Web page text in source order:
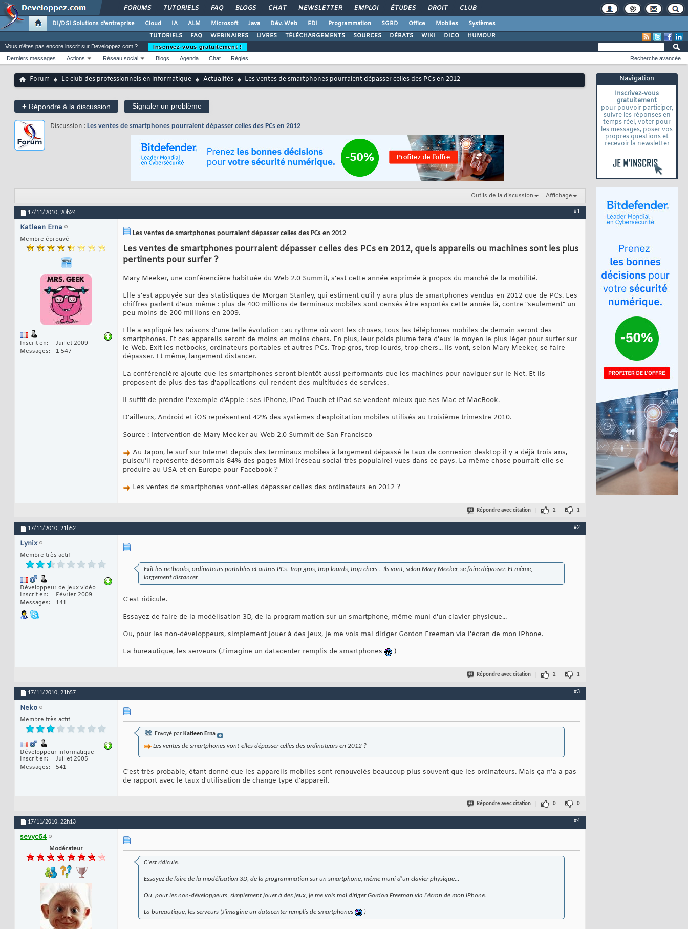
FORUMS TUTORIELS FAQ BLOGS CHAT NEWSLETTER EMPLOI ÉTUDES DROIT CLUB
DI/DSI Solutions d'entreprise Cloud IA ALM Microsoft Java Dév. Web EDI Programmation SGBD Office Mobiles
Systèmes
TUTORIELS
FAQ WEBINAIRES LIVRES TÉLÉCHARGEMENTS SOURCES DÉBATS WIKI DICO HUMOUR
Navigation
Inscrivez-vous
gratuitement
pour pouvoir participer,
suivre les réponses en
temps réel, voter pour
les messages, poser vos
propres questions et
recevoir la newsletter
Vous n'êtes pas encore inscrit sur Developpez.com ?
Inscrivez-vous gratuitement !
Derniers messages
Actions Réseau social Blogs Agenda Chat Règles Recherche avancée
Forum Le club des professionnels en informatique Actualités Les ventes de smartphones pourraient dépasser celles des PCs en 2012
+ Répondre à la discussion Signaler un problème
Discussion : Les ventes de smartphones pourraient dépasser celles des PCs en 2012
Outils de la discussion Affichage
17/11/2010, 20h24 #1
Katleen Erna
Membre éprouvé
Inscrit en
Juillet 2009
Messages
1 547
Les ventes de smartphones pourraient dépasser celles des PCs en 2012
Les ventes de smartphones pourraient dépasser celles des PCs en 2012, quels appareils ou machines sont les plus
pertinents pour surfer ?
Mary Meeker, une conférencière habituée du Web 2.0 Summit, s'est cette année exprimée à propos du marché de la mobilité.
Elle s'est appuyée sur des statistiques de Morgan Stanley, qui estiment qu'il y aura plus de smartphones vendus en 2012 que de PCs. Les
chiffres parlent d'eux même : plus de 400 millions de terminaux mobiles sont censés être exportés cette année là, contre "seulement" un
peu moins de 200 millions en 2009.
Elle a expliqué les raisons d'une telle évolution : au rythme où vont les choses, tous les téléphones mobiles de demain seront des
smartphones. Et ces appareils seront de moins en moins chers. En plus, leur poids plume fera d'eux le moyen le plus léger pour surfer sur
le Web. Exit les netbooks, ordinateurs portables et autres PCs. Trop gros, trop lourds, trop chers... Ils vont, selon Mary Meeker, se faire
dépasser. Et même, largement distancer.
La conférencière ajoute que les smartphones seront bientôt aussi performants que les machines pour naviguer sur le Net. Et ils
proposent de plus des tas d'applications qui rendent des multitudes de services.
Il suffit de prendre l'exemple d'Apple : ses iPhone, iPod Touch et iPad se vendent mieux que ses Mac et MacBook.
D'ailleurs, Android et iOS représentent 42% des systèmes d'exploitation mobiles utilisés au troisième trimestre 2010.
Source : Intervention de Mary Meeker au Web 2.0 Summit de San Francisco
Au Japon, le surf sur Internet depuis des terminaux mobiles à largement dépassé le taux de connexion desktop il y a déjà trois ans,
puisqu'il représente désormais 84% des pages Mixi (réseau social très populaire) vues dans ce pays. La même chose pourrait-elle se
produire au USA et en Europe pour Facebook ?
Les ventes de smartphones vont-elles dépasser celles des ordinateurs en 2012 ?
Répondre avec citation 2 1
17/11/2010, 21h52 #2
Lynix
Membre très actif
Développeur de jeux vidéo
Inscrit en
Février 2009
Messages
141
Exit les netbooks, ordinateurs portables et autres PCs. Trop gros, trop lourds, trop chers... Ils vont, selon Mary Meeker, se faire dépasser. Et même,
largement distancer.
C'est ridicule.
Essayez de faire de la modélisation 3D, de la programmation sur un smartphone, même muni d'un clavier physique...
Ou, pour les non-développeurs, simplement jouer à des jeux, je me vois mal diriger Gordon Freeman via l'écran de mon iPhone.
La bureautique, les serveurs (J'imagine un datacenter remplis de smartphones
)
Répondre avec citation 2 1
17/11/2010, 21h57 #3
Neko
Membre très actif
Développeur informatique
Inscrit en
Juillet 2005
Messages
541
Envoyé par Katleen Erna
Les ventes de smartphones vont-elles dépasser celles des ordinateurs en 2012 ?
C'est très probable, étant donné que les appareils mobiles sont renouvelés beaucoup plus souvent que les ordinateurs. Mais ça n'a a pas
de rapport avec le taux d'utilisation de change type d'appareil.
Répondre avec citation 0 0
17/11/2010, 22h13 #4
sevyc64
Modérateur
C'est ridicule.
Essayez de faire de la modélisation 3D, de la programmation sur un smartphone, même muni d'un clavier physique...
Ou, pour les non-développeurs, simplement jouer à des jeux, je me vois mal diriger Gordon Freeman via l'écran de mon iPhone.
La bureautique, les serveurs (J'imagine un datacenter remplis de smartphones )